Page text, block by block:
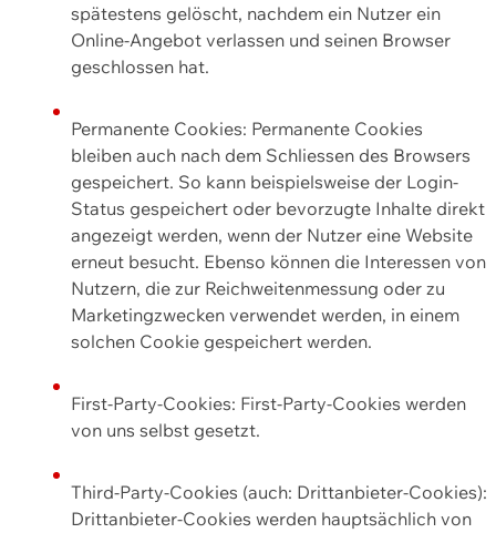
spätestens gelöscht, nachdem ein Nutzer ein
Online-Angebot verlassen und seinen Browser
geschlossen hat.
Permanente Cookies: Permanente Cookies
bleiben auch nach dem Schliessen des Browsers
gespeichert. So kann beispielsweise der Login-
Status gespeichert oder bevorzugte Inhalte direkt
angezeigt werden, wenn der Nutzer eine Website
erneut besucht. Ebenso können die Interessen von
Nutzern, die zur Reichweitenmessung oder zu
Marketingzwecken verwendet werden, in einem
solchen Cookie gespeichert werden.
First-Party-Cookies: First-Party-Cookies werden
von uns selbst gesetzt.
Third-Party-Cookies (auch: Drittanbieter-Cookies):
Drittanbieter-Cookies werden hauptsächlich von